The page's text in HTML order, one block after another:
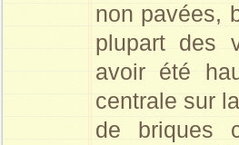
non pavées,
plupart des
avoir été
centrale sur
de briques